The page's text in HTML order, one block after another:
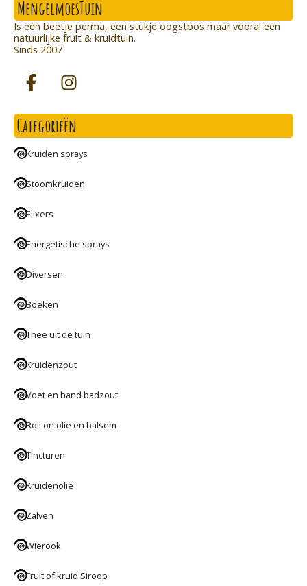
MengelmoesTuin
Is een beetje perma, een stukje oogstbos maar vooral een
natuurlijke fruit & kruidtuin.
Sinds 2007
Categorieën
Kruiden sprays
Stoomkruiden
Elixers
Energetische sprays
Diversen
Boeken
Thee uit de tuin
Kruidenzout
Voet en hand badzout
Roll on olie en balsem
Tincturen
Kruidenolie
Zalven
Wierook
Fruit of kruid Siroop